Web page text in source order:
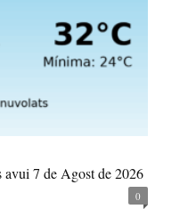
avui 7 de Agost de 2026
0